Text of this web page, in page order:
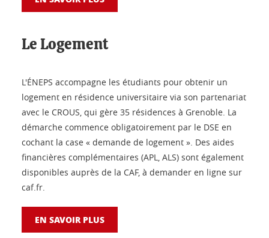
Le Logement
L'ÉNEPS accompagne les étudiants pour obtenir un
logement en résidence universitaire via son partenariat
avec le CROUS, qui gère 35 résidences à Grenoble. La
démarche commence obligatoirement par le DSE en
cochant la case « demande de logement ». Des aides
financières complémentaires (APL, ALS) sont également
disponibles auprès de la CAF, à demander en ligne sur
caf.fr.
EN SAVOIR PLUS